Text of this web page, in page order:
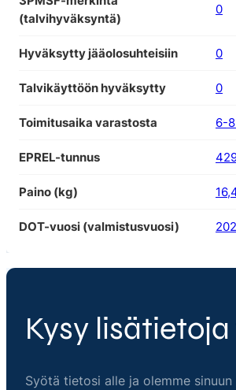
(talvihyväksyntä)
0
Hyväksytty jääolosuhteisiin 0
Talvikäyttöön hyväksytty 0
Toimitusaika varastosta 6-8
EPREL-tunnus
Paino (kg)
DOT-vuosi (valmistusvuosi)
Kysy
Syötä tietosi alle ja olemme